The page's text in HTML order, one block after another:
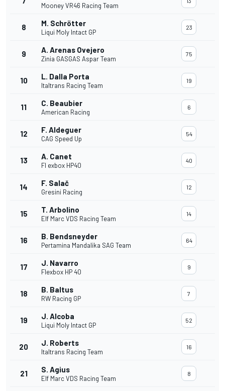
Mooney VR46 Racing Team
8 M. Schrötter
Liqui Moly Intact GP
23
9 A. Arenas Ovejero
Zinia GASGAS Aspar Team
75
10 L. Dalla Porta
Italtrans Racing Team
19
11 C. Beaubier
American Racing
6
12 F. Aldeguer
CAG Speed Up
54
13 A. Canet
Fl exbox HP40
40
14 F. Salač
Gresini Racing
12
15 T. Arbolino
Elf Marc VDS Racing Team
14
16 B. Bendsneyder
Pertamina Mandalika SAG Team
64
17 J. Navarro
Flexbox HP 40
9
18 B. Baltus
RW Racing GP
7
19 J. Alcoba
Liqui Moly Intact GP
52
20 J. Roberts
Italtrans Racing Team
16
21 S. Agius
Elf Marc VDS Racing Team
8